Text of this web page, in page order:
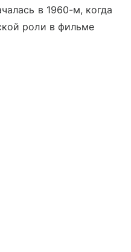
в 1960-м, когда
роли в фильме